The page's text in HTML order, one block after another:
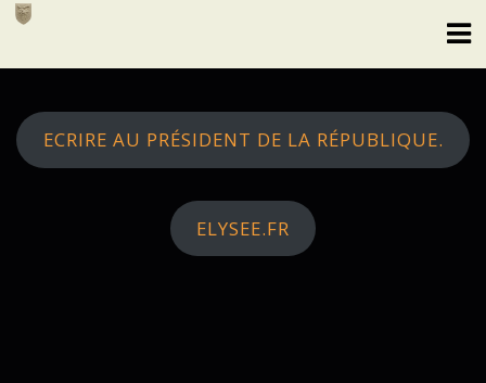
Skip
ECRIRE AU PRÉSIDENT DE LA RÉPUBLIQUE.
ELYSEE.FR